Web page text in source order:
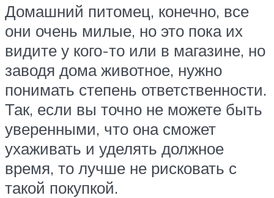
Домашний питомец, конечно, все
они очень милые, но это пока их
видите у кого-то или в магазине, но
заводя дома животное, нужно
понимать степень ответственности.
Так, если вы точно не можете быть
уверенными, что она сможет
ухаживать и уделять должное
время, то лучше не рисковать с
такой покупкой.